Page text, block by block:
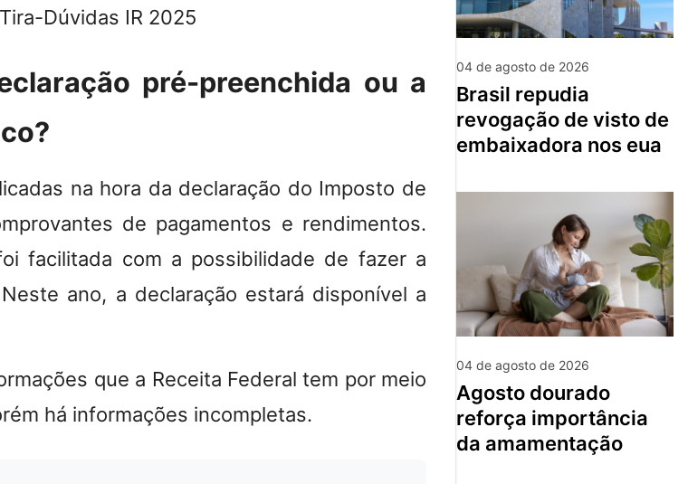
Dúvidas IR 2025
pré-preenchida ou a
na hora da declaração do Imposto de
de pagamentos e rendimentos.
facilitada com a possibilidade de fazer a
ano, a declaração estará disponível a
que a Receita Federal tem por meio
há informações incompletas.
04 de agosto de 2026
brasil repudia
revogação de visto de
embaixadora nos eua
04 de agosto de 2026
agosto dourado
reforça importância
da amamentação